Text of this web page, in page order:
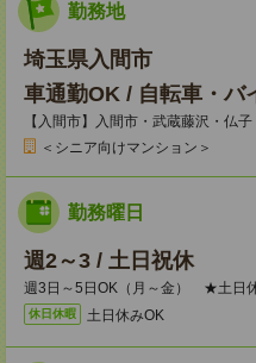
勤務地
埼玉県入間市
車通勤OK / 自転車・バ
【入間市】入間市・武蔵藤沢・仏
＜シニア向けマンション＞
勤務曜日
週2～3 / 土日祝休
週3日～5日OK（月～金） ★土日
休日休暇 土日休みOK